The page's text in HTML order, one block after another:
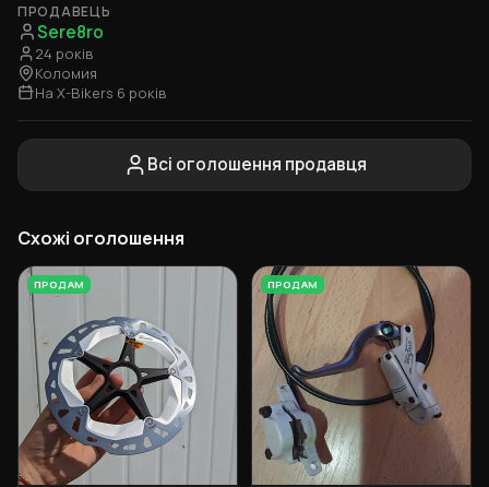
ПРОДАВЕЦЬ
Sere8ro
24 років
Коломия
На X-Bikers 6 років
Всі оголошення продавця
Схожі оголошення
ПРОДАМ ПРОДАМ